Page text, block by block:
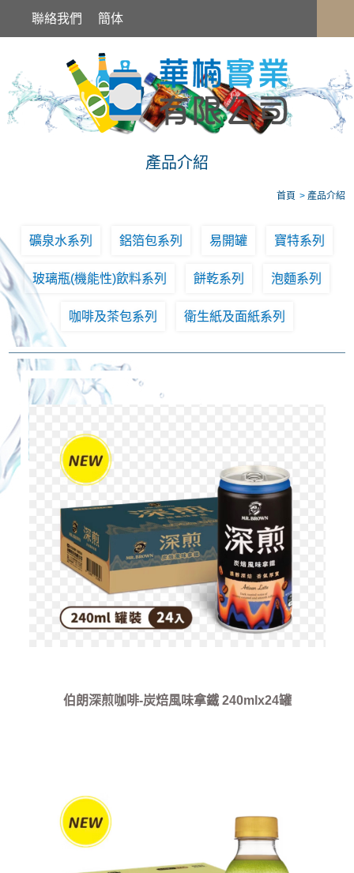
聯絡我們 簡体
產品介紹
首頁 產品介紹
礦泉水系列 鋁箔包系列 易開罐 寶特系列
玻璃瓶(機能性)飲料系列 餅乾系列 泡麵系列
咖啡及茶包系列 衛生紙及面紙系列
伯朗深煎咖啡-炭焙風味拿鐵 240mlx24罐